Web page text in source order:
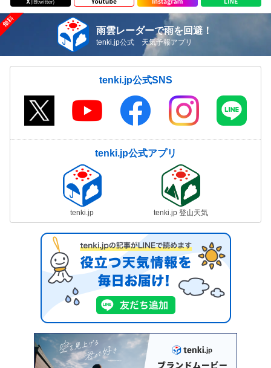
雨雲レーダーで雨を回避！
tenki.jp公式 天気予報アプリ
tenki.jp公式SNS
tenki.jp公式アプリ
tenki.jp tenki.jp 登山天気